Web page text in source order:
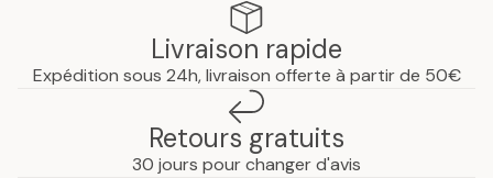
Livraison rapide
Expédition sous 24h, livraison offerte à partir de 50€
Retours gratuits
30 jours pour changer d'avis